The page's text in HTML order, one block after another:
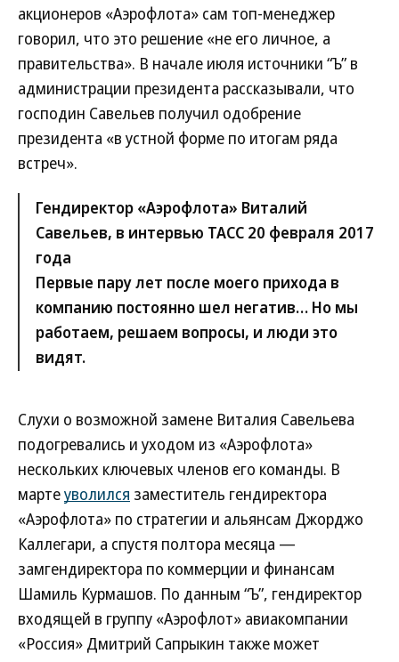
акционеров «Аэрофлота» сам топ-менеджер
говорил, что это решение «не его личное, а
правительства». В начале июля источники “Ъ” в
администрации президента рассказывали, что
господин Савельев получил одобрение
президента «в устной форме по итогам ряда
встреч».
Гендиректор «Аэрофлота» Виталий
Савельев, в интервью ТАСС 20 февраля 2017
года
Первые пару лет после моего прихода в
компанию постоянно шел негатив… Но мы
работаем, решаем вопросы, и люди это
видят.
Слухи о возможной замене Виталия Савельева
подогревались и уходом из «Аэрофлота»
нескольких ключевых членов его команды. В
мартеуволился заместитель гендиректора
«Аэрофлота» по стратегии и альянсам Джорджо
Каллегари, а спустя полтора месяца —
замгендиректора по коммерции и финансам
Шамиль Курмашов. По данным “Ъ”, гендиректор
входящей в группу «Аэрофлот» авиакомпании
«Россия» Дмитрий Сапрыкин также может